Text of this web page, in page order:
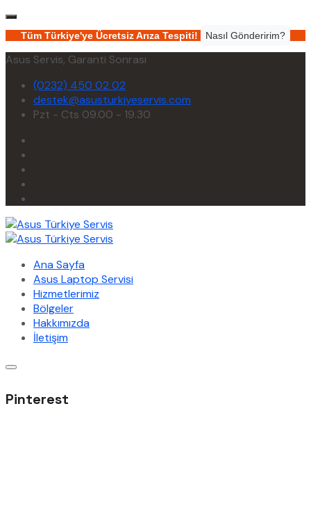
Tüm Türkiye'ye Ücretsiz Arıza Tespiti! Nasıl Gönderirim?
Asus Servis, Garanti Sonrası
(0232) 450 02 02
destek@asusturkiyeservis.com
Pzt - Cts 09.00 - 19.30
Ana Sayfa
Asus Laptop Servisi
Hizmetlerimiz
Bölgeler
Hakkımızda
İletişim
Pinterest